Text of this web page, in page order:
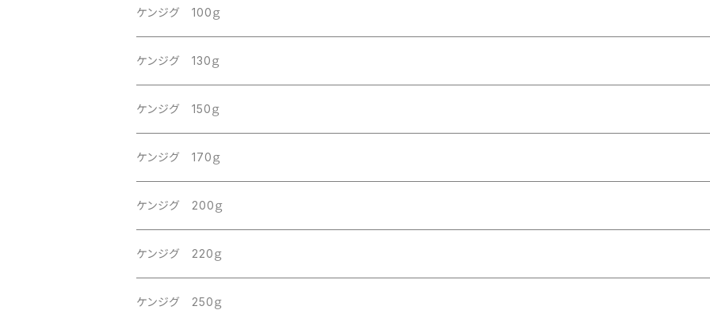
ケンジグ 100ｇ
ケンジグ 130ｇ
ケンジグ 150ｇ
ケンジグ 170ｇ
ケンジグ 200ｇ
ケンジグ 220ｇ
ケンジグ 250ｇ